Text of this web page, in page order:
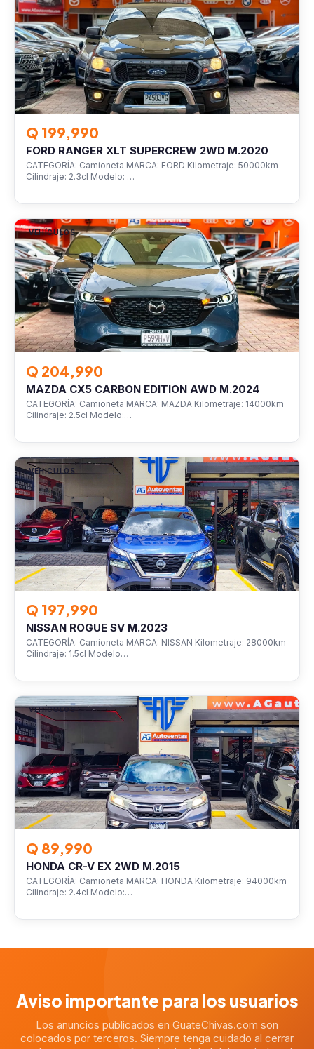
Q 199,990
FORD RANGER XLT SUPERCREW 2WD M.2020
CATEGORÍA: Camioneta MARCA: FORD Kilometraje: 50000km
Cilindraje: 2.3cl Modelo: …
VEHÍCULOS
Q 204,990
MAZDA CX5 CARBON EDITION AWD M.2024
CATEGORÍA: Camioneta MARCA: MAZDA Kilometraje: 14000km
Cilindraje: 2.5cl Modelo:…
VEHÍCULOS
Q 197,990
NISSAN ROGUE SV M.2023
CATEGORÍA: Camioneta MARCA: NISSAN Kilometraje: 28000km
Cilindraje: 1.5cl Modelo…
VEHÍCULOS
Q 89,990
HONDA CR-V EX 2WD M.2015
CATEGORÍA: Camioneta MARCA: HONDA Kilometraje: 94000km
Cilindraje: 2.4cl Modelo:…
Aviso importante para los usuarios
Los anuncios publicados en GuateChivas.com son
colocados por terceros. Siempre tenga cuidado al cerrar